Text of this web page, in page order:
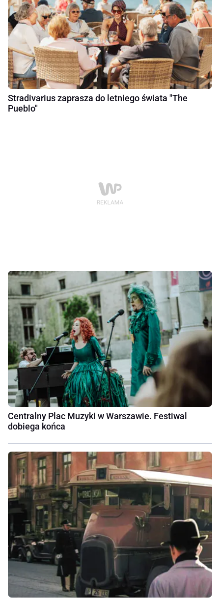
Stradivarius zaprasza do letniego świata "The
Pueblo"
Centralny Plac Muzyki w Warszawie. Festiwal
dobiega końca